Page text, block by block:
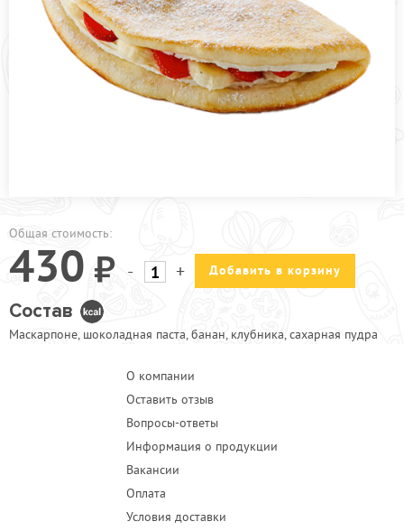
ПРОЧЕЕ
ПИЦЦЕРИЯ
АКЦИИ
Общая стоимость:
430 - + Добавить в корзину
Состав
Маскарпоне, шоколадная паста, банан, клубника, сахарная пудра
О компании
Оставить отзыв
Вопросы-ответы
Информация о продукции
Вакансии
Оплата
Условия доставки